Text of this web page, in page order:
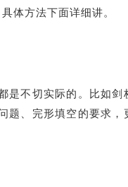
体方法下面详细讲。
是不切实际的。比如剑
题、完形填空的要求，